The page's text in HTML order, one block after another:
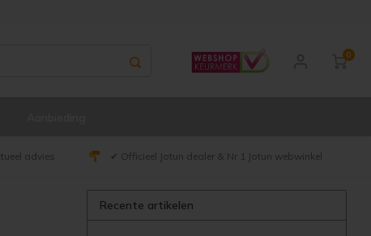
0
advies ✔ Officieel Jotun dealer & Nr 1 Jotun webwinkel
Recente artikelen